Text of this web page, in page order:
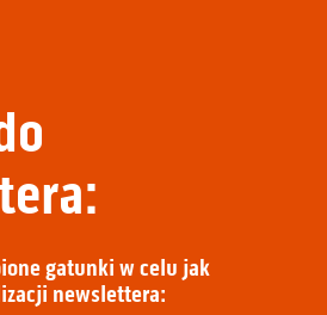
gatunki w celu jak
newslettera: